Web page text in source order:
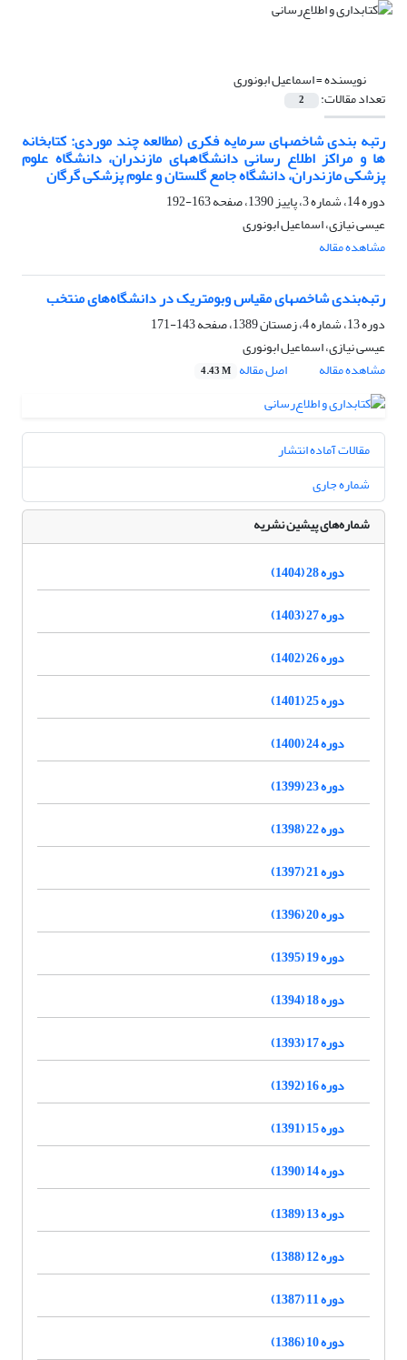
نویسنده =اسماعیل ابونوری
تعداد مقالات: 2
رتبه بندی شاخصهای سرمایه فکری (مطالعه چند موردی: کتابخانه
ها و مراکز اطلاع رسانی دانشگاههای مازندران، دانشگاه علوم
پزشکی مازندران، دانشگاه جامع گلستان و علوم پزشکی گرگان
دوره 14، شماره 3، پاییز 1390، صفحه
163-192
عیسی نیازی، اسماعیل ابونوری
مشاهده مقاله
رتبه‌بندی شاخصهای مقیاس وبومتریک در دانشگاه‌های منتخب
دوره 13، شماره 4، زمستان 1389، صفحه
143-171
عیسی نیازی، اسماعیل ابونوری
مشاهده مقاله
اصل مقاله 4.43 M
مقالات آماده انتشار
شماره جاری
شماره‌های پیشین نشریه
دوره 28 (1404)
دوره 27 (1403)
دوره 26 (1402)
دوره 25 (1401)
دوره 24 (1400)
دوره 23 (1399)
دوره 22 (1398)
دوره 21 (1397)
دوره 20 (1396)
دوره 19 (1395)
دوره 18 (1394)
دوره 17 (1393)
دوره 16 (1392)
دوره 15 (1391)
دوره 14 (1390)
دوره 13 (1389)
دوره 12 (1388)
دوره 11 (1387)
دوره 10 (1386)